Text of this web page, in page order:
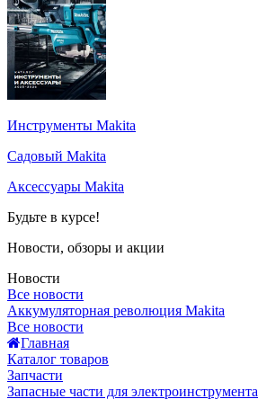
Инструменты Makita
Садовый Makita
Аксессуары Makita
Будьте в курсе!
Новости, обзоры и акции
Новости
Все новости
Аккумуляторная революция Makita
Все новости
Главная
Каталог товаров
Запчасти
Запасные части для электроинструмента